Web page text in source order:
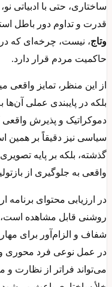
ساختاری، حتی با ادبیاتی
قدرت و تداوم دور باطل
وتاج، نیست، چرخه‌ای که
حاکمیت مردم قرار دارد.
از این منظر، تمایز واقعی
بلکه در پایبندی عملی
دموکراتیک و پذیرش
سیاسی نیز دقیقاً بر
گذشته، بلکه بر پایه
واقعی به جلوگیری از
در ارزیابی محتوای برنامه
روشنی قابل مشاهده است،
شفاف و الزام‌آور برای
در عمل نوعی فرد محوری
می‌تواند فراتر از نظارت